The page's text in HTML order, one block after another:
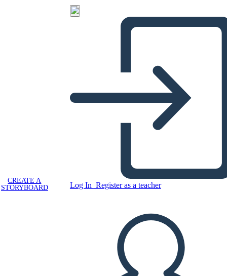
CREATE A
STORYBOARD
Log In Register as a teacher